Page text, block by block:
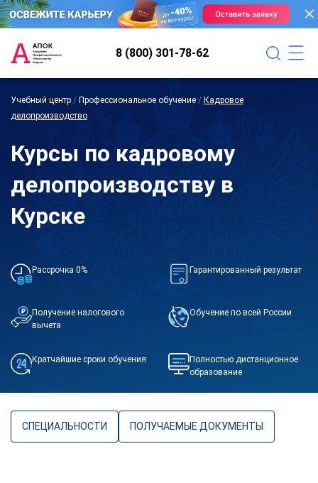
8 (800) 301-78-62
Учебный центр / Профессиональное обучение / Кадровое
делопроизводство
Курсы по кадровому
делопроизводству в
Курске
Рассрочка 0% Гарантированный результат
Получение налогового
вычета
Обучение по всей России
Кратчайшие сроки обучения
Полностью дистанционное
образование
СПЕЦИАЛЬНОСТИ ПОЛУЧАЕМЫЕ ДОКУМЕНТЫ